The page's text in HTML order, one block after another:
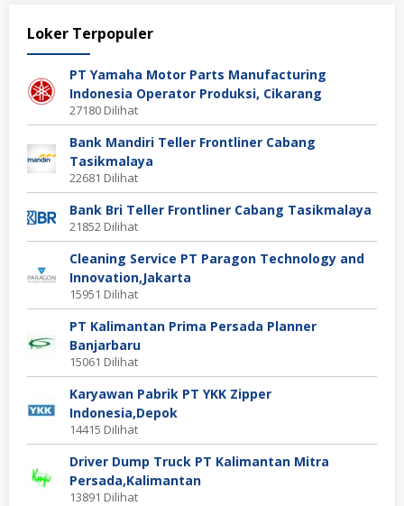
Loker Terpopuler
PT Yamaha Motor Parts Manufacturing
Indonesia Operator Produksi, Cikarang
27180 Dilihat
Bank Mandiri Teller Frontliner Cabang
Tasikmalaya
22681 Dilihat
Bank Bri Teller Frontliner Cabang Tasikmalaya
21852 Dilihat
Cleaning Service PT Paragon Technology and
Innovation,Jakarta
15951 Dilihat
PT Kalimantan Prima Persada Planner
Banjarbaru
15061 Dilihat
Karyawan Pabrik PT YKK Zipper
Indonesia,Depok
14415 Dilihat
Driver Dump Truck PT Kalimantan Mitra
Persada,Kalimantan
13891 Dilihat